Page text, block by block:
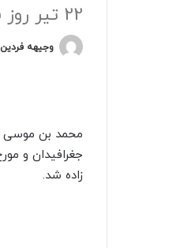
22 تیر روز فناوری اطلاعات
وجیهه فردین
زاده شد.